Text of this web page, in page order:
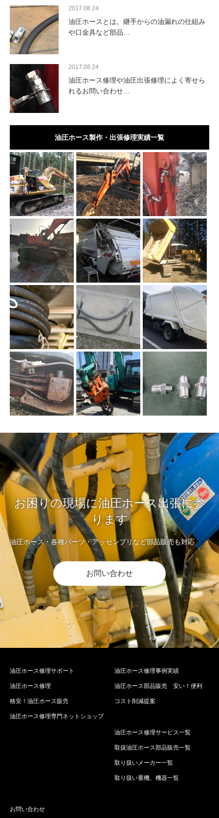
2017.08.24
油圧ホースとは。継手からの油漏れの仕組み
や口金具など部品…
2017.08.24
油圧ホース修理や油圧出張修理によく寄せら
れるお問い合わせ…
油圧ホース製作・出張修理実績一覧
お困りの現場に油圧ホース出張に参
ります
油圧ホース・各種パーツ・アッセンブリなど部品販売も対応
お問い合わせ
油圧ホース修理サポート
油圧ホース修理
格安！油圧ホース販売
油圧ホース修理専門ネットショップ
油圧ホース修理事例実績
油圧ホース部品販売 安い！便利
コスト削減提案
油圧ホース修理サービス一覧
取扱油圧ホース部品販売一覧
取り扱いメーカー一覧
取り扱い重機、機器一覧
お問い合わせ